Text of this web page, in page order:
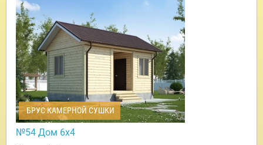
БРУС КАМЕРНОЙ СУШКИ
№54 Дом 6х4